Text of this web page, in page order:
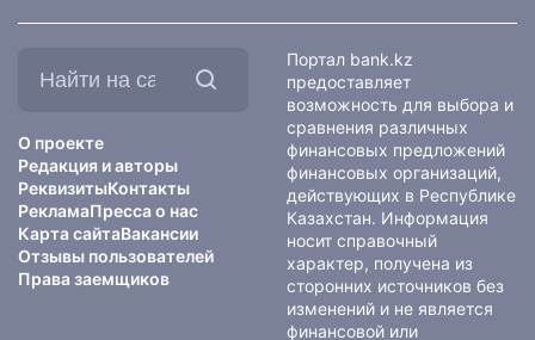
О проекте
Редакция и авторы
РеквизитыКонтакты
РекламаПресса о нас
Карта сайтаВакансии
Отзывы пользователей
Права заемщиков
Портал bank.kz
предоставляет
возможность для выбора и
сравнения различных
финансовых предложений
финансовых организаций,
действующих в Республике
Казахстан. Информация
носит справочный
характер, получена из
сторонних источников без
изменений и не является
финансовой или